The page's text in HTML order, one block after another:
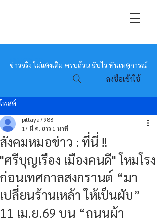
หมอข่าว
ข่าวจริง ไม่แต่งเติม ครบถ้วน ฉับไว ทันเหตุการณ์
ลงชื่อเข้าใช้
โพสต์
สังคมหมอข่าว : ที่นี่ !!
"ศรีบุญเรือง เมืองคนดี" โหมโรง
ก่อนเทศกาลสงกรานต์ “มา
เปลี่ยนร้านเหล้า ให้เป็นผับ”
11 เม.ย.69 บน “ถนนผ้า
pittaya7988
17 มี.ค. ยาว 1 นาที